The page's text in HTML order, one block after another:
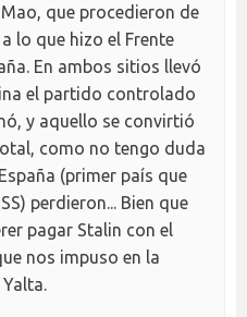
que procedieron de
lo que hizo el Frente
En ambos sitios llevó
el partido controlado
y aquello se convirtió
como no tengo duda
(primer país que
perdieron... Bien que
pagar Stalin con el
nos impuso en la